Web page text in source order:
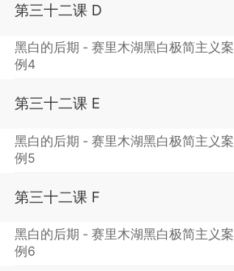
第三十二课 D
黑白的后期 - 赛里木湖黑白极简主义案
例4
第三十二课 E
黑白的后期 - 赛里木湖黑白极简主义案
例5
第三十二课 F
黑白的后期 - 赛里木湖黑白极简主义案
例6